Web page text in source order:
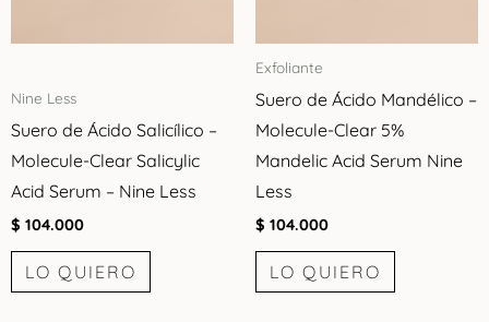
Nine Less
Suero de Ácido Salicílico –
Molecule-Clear Salicylic
Acid Serum – Nine Less
$ 104.000
LO QUIERO
Exfoliante
Suero de Ácido Mandélico –
Molecule-Clear 5%
Mandelic Acid Serum Nine
Less
$ 104.000
LO QUIERO